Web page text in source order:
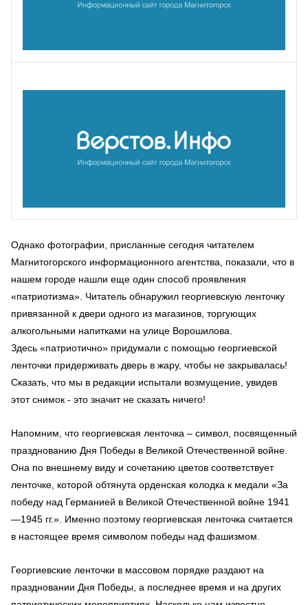
Однако фотографии, присланные сегодня читателем
Магнитогорского информационного агентства, показали, что в
нашем городе нашли еще один способ проявления
«патриотизма». Читатель обнаружил георгиевскую ленточку
привязанной к двери одного из магазинов, торгующих
алкогольными напитками на улице Ворошилова.
Здесь «патриотично» придумали с помощью георгиевской
ленточки придерживать дверь в жару, чтобы не закрывалась!
Сказать, что мы в редакции испытали возмущение, увидев
этот снимок - это значит не сказать ничего!
Напомним, что георгиевская ленточка – символ, посвященный
празднованию Дня Победы в Великой Отечественной войне.
Она по внешнему виду и сочетанию цветов соответствует
ленточке, которой обтянута орденская колодка к медали «За
победу над Германией в Великой Отечественной войне 1941
—1945 гг.». Именно поэтому георгиевская ленточка считается
в настоящее время символом победы над фашизмом.
Георгиевские ленточки в массовом порядке раздают на
праздновании Дня Победы, а последнее время и на других